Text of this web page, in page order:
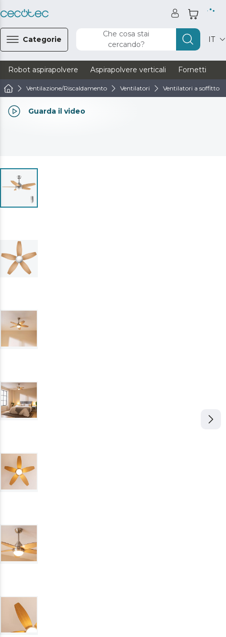
Categorie
Che cosa stai
cercando?
IT
Robot aspirapolvere Aspirapolvere verticali Fornetti
Ventilazione/Riscaldamento Ventilatori Ventilatori a soffitto
Guarda il video